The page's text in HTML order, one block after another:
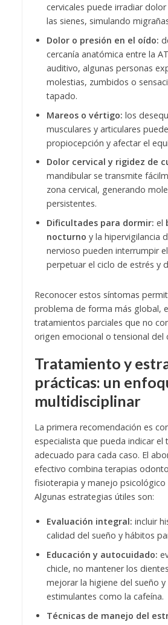
cervicales puede irradiar
las sienes, simulando
Dolor o presión en el oído:
cercanía anatómica entre la
auditivo, algunas personas
molestias, zumbidos o
tapado.
Mareos o vértigo: los
musculares y articulares
propiocepción y afectar el
Dolor cervical y rigidez de
mandibular se transmite
zona cervical, generando
persistentes.
Dificultades para dormir: el
nocturno y la hipervigilancia
nervioso pueden interrumpir
perpetuar el ciclo de estrés y
Reconocer estos síntomas
problema de forma más global,
tratamientos parciales que no
origen emocional o tensional del
Tratamiento y
prácticas: un
multidisciplinar
La primera recomendación es
especialista que pueda indicar el
adecuado para cada caso. El
efectivo combina terapias
fisioterapia y manejo psicológico
Algunas estrategias útiles son:
Evaluación integral: incluir
calidad del sueño y hábitos
Educación y autocuidado:
chicle, no mantener los
mejorar la higiene del sueño y
estimulantes como la cafeína.
Técnicas de manejo del